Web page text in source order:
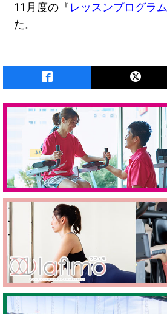
11月度の『レッスンプログラム
た。